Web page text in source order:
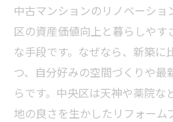
中古マンションのリノベーシ
区の資産価値向上と暮らしや
な手段です。なぜなら、新築に
つ、自分好みの空間づくりや
らです。中央区は天神や薬院な
地の良さを生かしたリフォー